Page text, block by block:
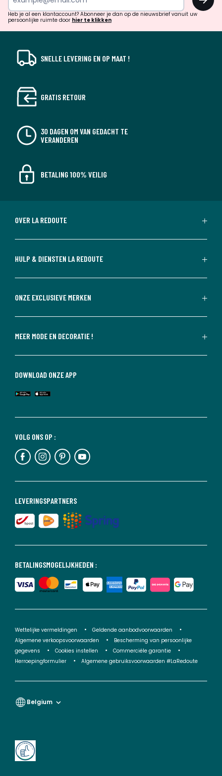
verrassingen?
Heb je al een klantaccount? Abonneer je dan op de nieuwsbrief vanuit uw
persoonlijke ruimte door hier te klikken
SNELLE LEVERING EN OP MAAT !
GRATIS RETOUR
30 DAGEN OM VAN GEDACHT TE
VERANDEREN
BETALING 100% VEILIG
OVER LA REDOUTE
HULP & DIENSTEN LA REDOUTE
ONZE EXCLUSIEVE MERKEN
MEER MODE EN DECORATIE !
BETALINGSMOGELIJKHEDEN :
LEVERINGSPARTNERS
VOLG ONS OP :
DOWNLOAD ONZE APP
Wettelijke vermeldingen
Geldende aanbodvoorwaarden
Algemene verkoopsvoorwaarden
Bescherming van persoonlijke
gegevens
Cookies instellen
Commerciële garantie
Herroepingformulier
Algemene gebruiksvoorwaarden #LaRedoute
Belgium